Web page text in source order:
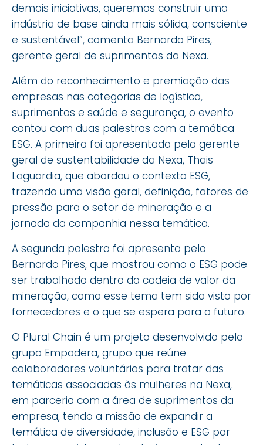
demais iniciativas, queremos construir uma
indústria de base ainda mais sólida, consciente
e sustentável”, comenta Bernardo Pires,
gerente geral de suprimentos da Nexa.
Além do reconhecimento e premiação das
empresas nas categorias de logística,
suprimentos e saúde e segurança, o evento
contou com duas palestras com a temática
ESG. A primeira foi apresentada pela gerente
geral de sustentabilidade da Nexa, Thais
Laguardia, que abordou o contexto ESG,
trazendo uma visão geral, definição, fatores de
pressão para o setor de mineração e a
jornada da companhia nessa temática.
A segunda palestra foi apresenta pelo
Bernardo Pires, que mostrou como o ESG pode
ser trabalhado dentro da cadeia de valor da
mineração, como esse tema tem sido visto por
fornecedores e o que se espera para o futuro.
O Plural Chain é um projeto desenvolvido pelo
grupo Empodera, grupo que reúne
colaboradores voluntários para tratar das
temáticas associadas às mulheres na Nexa,
em parceria com a área de suprimentos da
empresa, tendo a missão de expandir a
temática de diversidade, inclusão e ESG por